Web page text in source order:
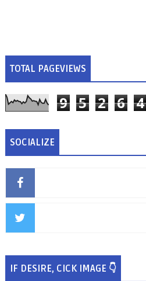
TOTAL PAGEVIEWS
9 5 2 6 4
SOCIALIZE
IF DESIRE, CICK IMAGE 👇